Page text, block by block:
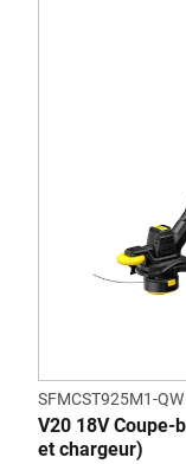
SFMCST925M1-QW
V20 18V
et chargeur)